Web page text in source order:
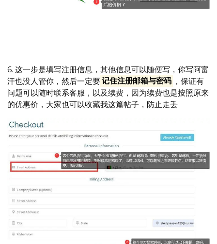
6. 这一步是填写注册信息，其他信息可以随便写，你写阿富
汗也没人管你，然后一定要记住注册邮箱与密码 ，保证有
问题可以随时联系客服，以及续费，因为续费也是按照原来
的优惠价，大家也可以收藏我这篇帖子，防止走丢